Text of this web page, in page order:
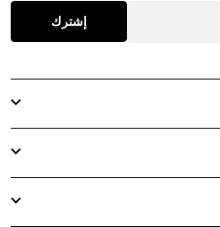
إشترك